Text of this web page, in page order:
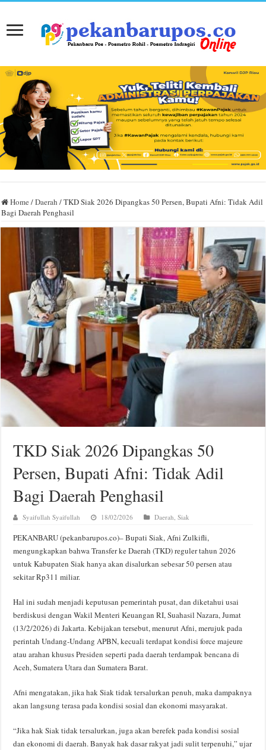
Home /Daerah /TKD Siak 2026 Dipangkas 50 Persen, Bupati Afni: Tidak Adil
Bagi Daerah Penghasil
TKD Siak 2026 Dipangkas 50
Persen, Bupati Afni: Tidak Adil
Bagi Daerah Penghasil
Syaifullah Syaifullah 18/02/2026 Daerah,Siak
PEKANBARU (pekanbarupos.co)– Bupati Siak, Afni Zulkifli,
mengungkapkan bahwa Transfer ke Daerah (TKD) reguler tahun 2026
untuk Kabupaten Siak hanya akan disalurkan sebesar 50 persen atau
sekitar Rp311 miliar.
Hal ini sudah menjadi keputusan pemerintah pusat, dan diketahui usai
berdiskusi dengan Wakil Menteri Keuangan RI, Suahasil Nazara, Jumat
(13/2/2026) di Jakarta. Kebijakan tersebut, menurut Afni, merujuk pada
perintah Undang-Undang APBN, kecuali terdapat kondisi force majeure
atau arahan khusus Presiden seperti pada daerah terdampak bencana di
Aceh, Sumatera Utara dan Sumatera Barat.
Afni mengatakan, jika hak Siak tidak tersalurkan penuh, maka dampaknya
akan langsung terasa pada kondisi sosial dan ekonomi masyarakat.
“Jika hak Siak tidak tersalurkan, juga akan berefek pada kondisi sosial
dan ekonomi di daerah. Banyak hak dasar rakyat jadi sulit terpenuhi,” ujar